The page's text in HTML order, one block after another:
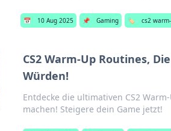
📅 10 Aug 2025 📌 Gaming 🏷️ cs2
CS2 Warm-Up Routines,
Würden!
Entdecke die ultimativen CS2
machen! Steigere dein Game jetzt!